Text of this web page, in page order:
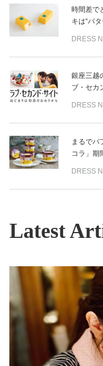
時間差で
キは“バ
DRESS
銀座三越
ブ・セカ
DRESS
まるでパ
コラ」期
DRESS
Latest